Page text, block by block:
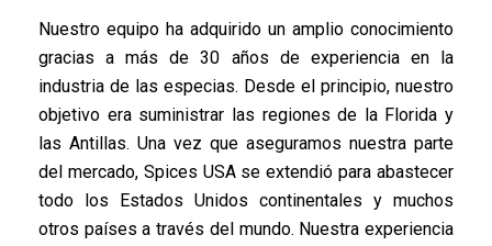
Nuestro equipo ha adquirido un amplio conocimiento
gracias a más de 30 años de experiencia en la
industria de las especias. Desde el principio, nuestro
objetivo era suministrar las regiones de la Florida y
las Antillas. Una vez que aseguramos nuestra parte
del mercado, Spices USA se extendió para abastecer
todo los Estados Unidos continentales y muchos
otros países a través del mundo. Nuestra experiencia